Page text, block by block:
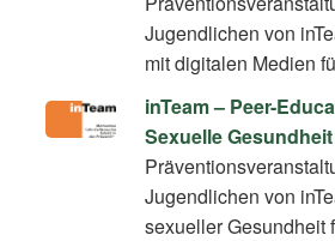
Jugendlichen von
mit digitalen Medien
inTeam – Peer-
Sexuelle Gesundheit
Jugendlichen von
sexueller Gesundheit